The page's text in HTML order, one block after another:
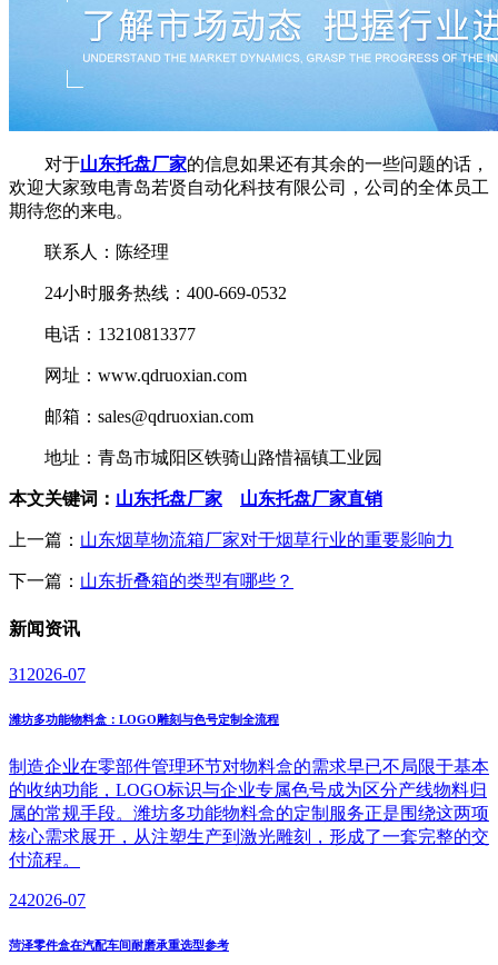
对于山东托盘厂家的信息如果还有其余的一些问题的话，
欢迎大家致电青岛若贤自动化科技有限公司，公司的全体员工
期待您的来电。
联系人：陈经理
24小时服务热线：400-669-0532
电话：13210813377
网址：www.qdruoxian.com
邮箱：sales@qdruoxian.com
地址：青岛市城阳区铁骑山路惜福镇工业园
本文关键词： 山东托盘厂家 山东托盘厂家直销
上一篇： 山东烟草物流箱厂家对于烟草行业的重要影响力
下一篇： 山东折叠箱的类型有哪些？
新闻资讯
31 2026-07
潍坊多功能物料盒：LOGO雕刻与色号定制全流程
制造企业在零部件管理环节对物料盒的需求早已不局限于基本
的收纳功能，LOGO标识与企业专属色号成为区分产线物料归
属的常规手段。潍坊多功能物料盒的定制服务正是围绕这两项
核心需求展开，从注塑生产到激光雕刻，形成了一套完整的交
付流程。
242026-07
菏泽零件盒在汽配车间耐磨承重选型参考